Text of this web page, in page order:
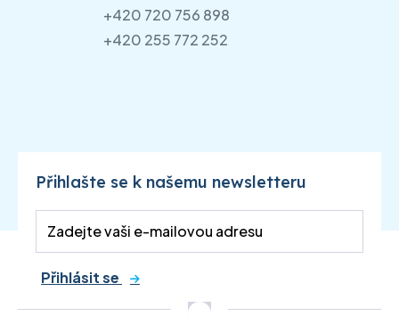
+420 720 756 898
+420 255 772 252
Přihlašte se k našemu newsletteru
Přihlásit se